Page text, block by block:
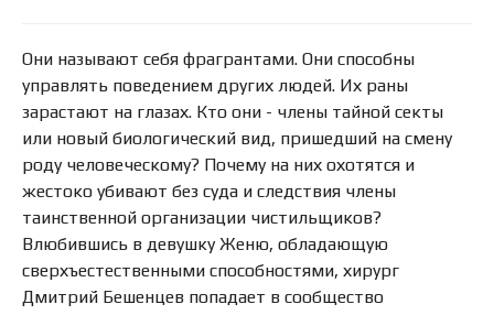
Они называют себя фрагрантами. Они способны
управлять поведением других людей. Их раны
зарастают на глазах. Кто они - члены тайной секты
или новый биологический вид, пришедший на смену
роду человеческому? Почему на них охотятся и
жестоко убивают без суда и следствия члены
таинственной организации чистильщиков?
Влюбившись в девушку Женю, обладающую
сверхъестественными способностями, хирург
Дмитрий Бешенцев попадает в сообщество